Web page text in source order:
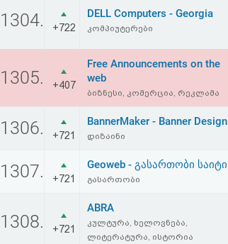
აღდგენა
კოდი
სალიცენზიო
და
პასუხისმგებლობის
უარყოფა
1304. +722
DELL Computers - Georgia
კომპიუტერები
1305. +407
Free Announcements on the
web
ბიზნესი, კომერცია, რეკლამა
1306. +721
BannerMaker - Banner Design
დიზაინი
1307. +721
Geoweb - გასართობი საიტი
გასართობი
1308. +721
ABRA
კულტურა, ხელოვნება,
ლიტერატურა, ისტორია